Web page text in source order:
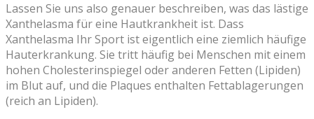
Lassen Sie uns also genauer beschreiben, was das lästige
Xanthelasma für eine Hautkrankheit ist. Dass
Xanthelasma Ihr Sport ist eigentlich eine ziemlich häufige
Hauterkrankung. Sie tritt häufig bei Menschen mit einem
hohen Cholesterinspiegel oder anderen Fetten (Lipiden)
im Blut auf, und die Plaques enthalten Fettablagerungen
(reich an Lipiden).